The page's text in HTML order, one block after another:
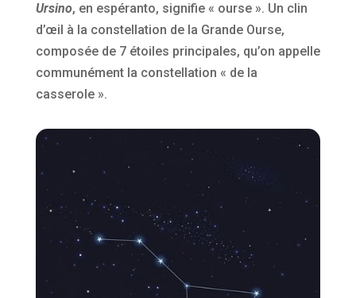
Ursino, en espéranto, signifie « ourse ». Un clin
d’œil à la constellation de la Grande Ourse,
composée de 7 étoiles principales, qu’on appelle
communément la constellation « de la
casserole ».